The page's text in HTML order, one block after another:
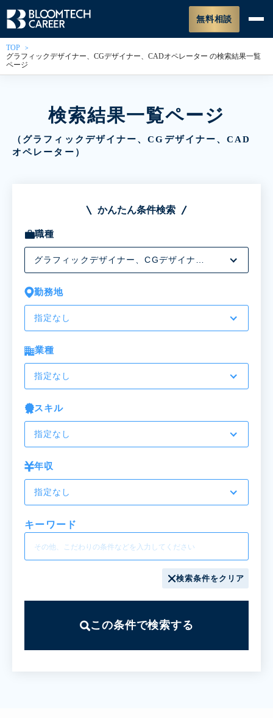
無料相談
TOP
グラフィックデザイナー、CGデザイナー、CADオペレーター の検索結果一覧
ページ
検索結果一覧ページ
（グラフィックデザイナー、CGデザイナー、CAD
オペレーター）
かんたん条件検索
職種
勤務地
指定なし
業種
指定なし
スキル
指定なし
年収
指定なし
キーワード
検索条件をクリア
この条件で検索する